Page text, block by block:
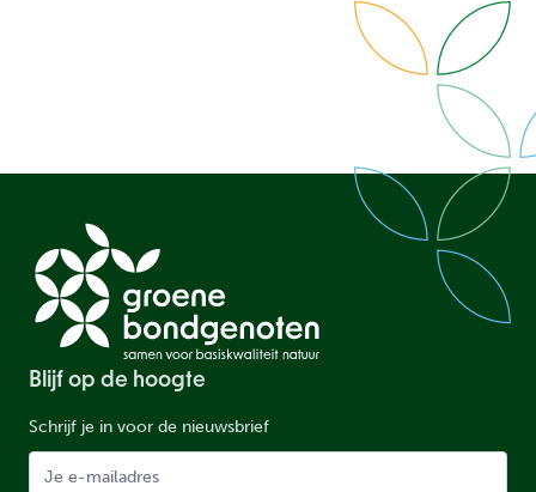
Blijf op de hoogte
Schrijf je in voor de nieuwsbrief